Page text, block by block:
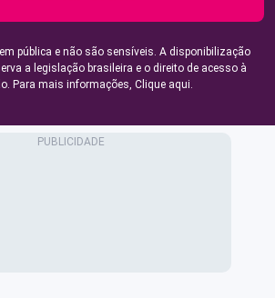
pública e não são sensíveis. A disponibilização
a legislação brasileira e o direito de acesso à
Para mais informações, Clique aqui.